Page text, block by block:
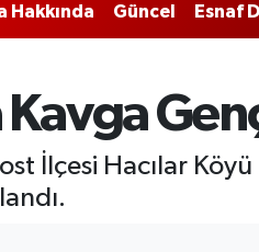
Hakkında Güncel Esnaf
İlçesi Hacılar